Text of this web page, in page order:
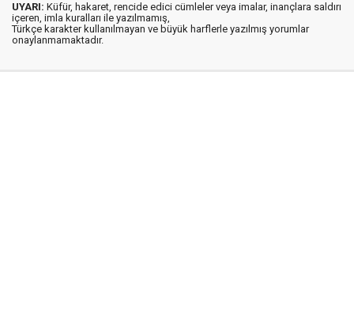
UYARI: Küfür, hakaret, rencide edici cümleler veya imalar, inançlara saldırı
içeren, imla kuralları ile yazılmamış,
Türkçe karakter kullanılmayan ve büyük harflerle yazılmış yorumlar
onaylanmamaktadır.